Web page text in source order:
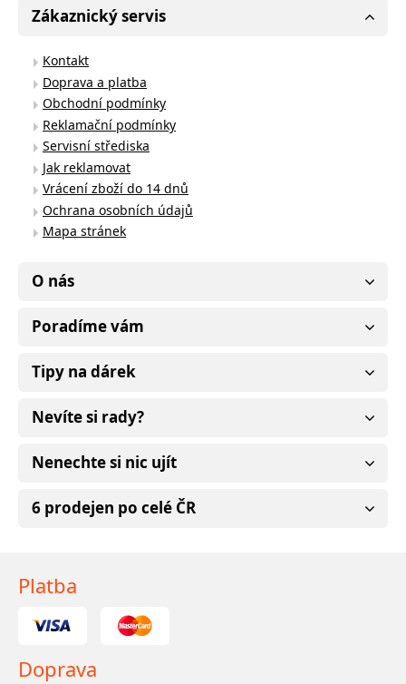
Zákaznický servis
Kontakt
Doprava a platba
Obchodní podmínky
Reklamační podmínky
Servisní střediska
Jak reklamovat
Vrácení zboží do 14 dnů
Ochrana osobních údajů
Mapa stránek
O nás
Poradíme vám
Tipy na dárek
Nevíte si rady?
Nenechte si nic ujít
6 prodejen po celé ČR
Platba
Doprava